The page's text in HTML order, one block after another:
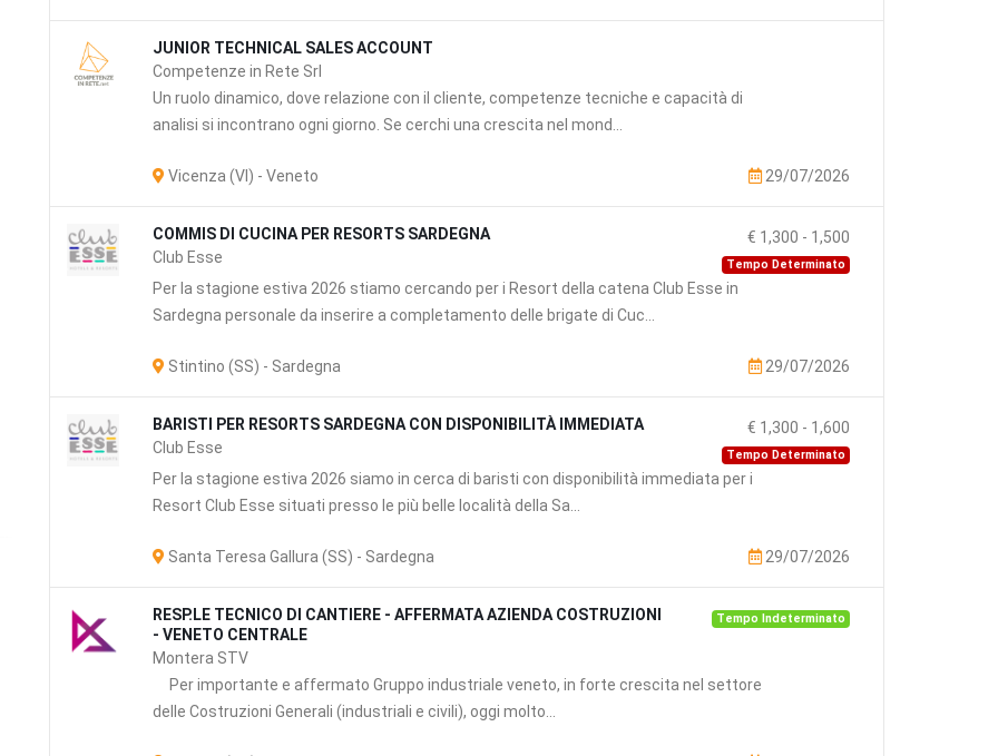
JUNIOR TECHNICAL SALES ACCOUNT
Competenze in Rete Srl
Un ruolo dinamico, dove relazione con il cliente, competenze tecniche e capacità di
analisi si incontrano ogni giorno. Se cerchi una crescita nel mond...
Vicenza (VI) - Veneto 29/07/2026
COMMIS DI CUCINA PER RESORTS SARDEGNA
Club Esse
€ 1,300 - 1,500
Tempo Determinato
Per la stagione estiva 2026 stiamo cercando per i Resort della catena Club Esse in
Sardegna personale da inserire a completamento delle brigate di Cuc...
Stintino (SS) - Sardegna 29/07/2026
BARISTI PER RESORTS SARDEGNA CON DISPONIBILITÀ IMMEDIATA
Club Esse
€ 1,300 - 1,600
Tempo Determinato
Per la stagione estiva 2026 siamo in cerca di baristi con disponibilità immediata per i
Resort Club Esse situati presso le più belle località della Sa...
Santa Teresa Gallura (SS) - Sardegna 29/07/2026
RESP.LE TECNICO DI CANTIERE - AFFERMATA AZIENDA COSTRUZIONI
- VENETO CENTRALE
Montera STV
Tempo Indeterminato
Per importante e affermato Gruppo industriale veneto, in forte crescita nel settore
delle Costruzioni Generali (industriali e civili), oggi molto...